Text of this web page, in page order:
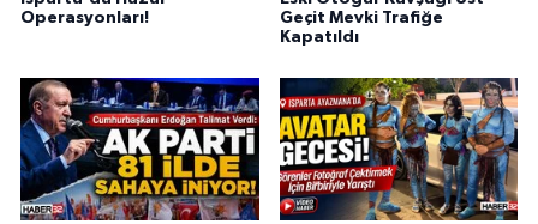
Operasyonları!
Geçit Mevki Trafiğe
Kapatıldı